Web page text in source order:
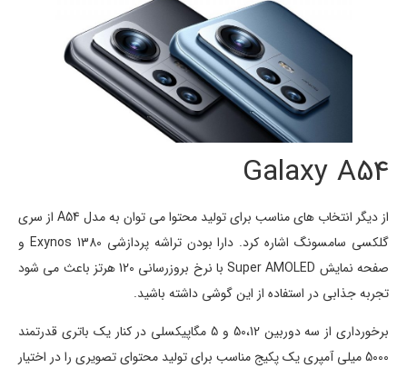
Galaxy A54
از دیگر انتخاب های مناسب برای تولید محتوا می توان به مدل A54 از سری
گلکسی سامسونگ اشاره کرد. دارا بودن تراشه پردازشی Exynos 1380 و
صفحه نمایش Super AMOLED با نرخ بروزرسانی 120 هرتز باعث می شود
تجربه جذابی در استفاده از این گوشی داشته باشید.
برخورداری از سه دوربین 50،12 و 5 مگاپیکسلی در کنار یک باتری قدرتمند
5000 میلی آمپری یک پکیج مناسب برای تولید محتوای تصویری را در اختیار